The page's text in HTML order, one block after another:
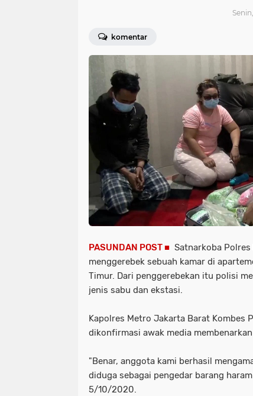
komentar
PASUNDAN POST ■ Satnarkoba
menggerebek sebuah kamar di
Timur. Dari penggerebekan itu polisi
jenis sabu dan ekstasi.
Kapolres Metro Jakarta Barat Kombes
dikonfirmasi awak media
"Benar, anggota kami berhasil
diduga sebagai pengedar barang
5/10/2020.